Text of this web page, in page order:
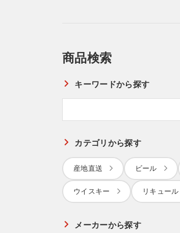
商品検索
キーワードから探す
カテゴリから探す
産地直送 ビール
ウイスキー リキュール
メーカーから探す